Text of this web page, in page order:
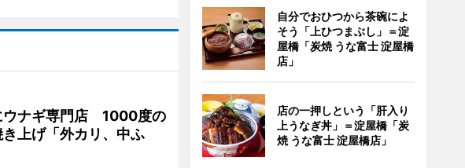
ウナギ専門店 1000度の
上げ「外カリ、中ふ
自分でおひつから茶碗によ
そう「上ひつまぶし」＝淀
屋橋「炭焼 うな富士 淀屋橋
店」
店の一押しという「肝入り
上うなぎ丼」＝淀屋橋「炭
焼 うな富士 淀屋橋店」